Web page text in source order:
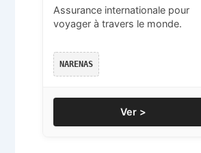
Assurance internationale pour
voyager à travers le monde.
NARENAS
Ver >